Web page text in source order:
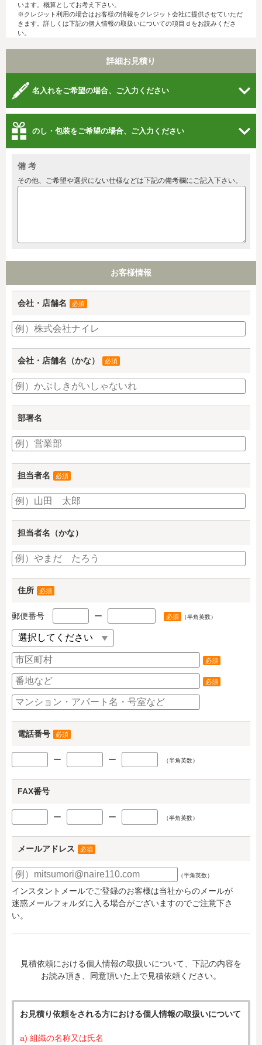
います。概算としてお考え下さい。
※クレジット利用の場合はお客様の情報をクレジット会社に提供させていただ
きます。詳しくは下記の個人情報の取扱いについての項目ｄをお読みくださ
い。
詳細お見積り
名入れをご希望の場合、ご入力ください
のし・包装をご希望の場合、ご入力ください
備 考
その他、ご希望や選択にない仕様などは下記の備考欄にご記入下さい。
お客様情報
会社・店舗名 必須
会社・店舗名（かな） 必須
部署名
担当者名 必須
担当者名（かな）
住所 必須
郵便番号 ー 必須 （半角英数）
必須
必須
電話番号 必須
ー ー （半角英数）
FAX番号
ー ー （半角英数）
メールアドレス 必須
（半角英数）
インスタントメールでご登録のお客様は当社からのメールが
迷惑メールフォルダに入る場合がございますのでご注意下さ
い。
見積依頼における個人情報の取扱いについて、下記の内容を
お読み頂き、同意頂いた上で見積依頼ください。
お見積り依頼をされる方における個人情報の取扱いについて
a) 組織の名称又は氏名